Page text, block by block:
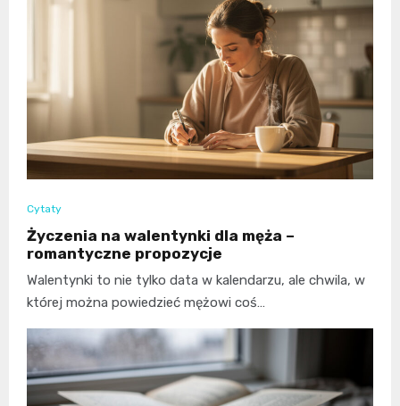
Cytaty
Życzenia na walentynki dla męża –
romantyczne propozycje
Walentynki to nie tylko data w kalendarzu, ale chwila, w
której można powiedzieć mężowi coś…